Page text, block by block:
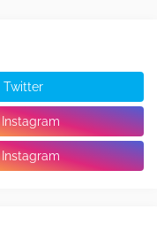
Twitter
Instagram
Instagram